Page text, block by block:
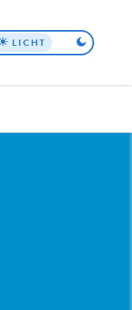
Top
LICHT